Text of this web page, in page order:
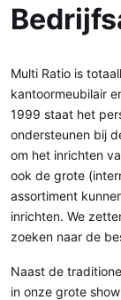
Multi Ratio is
kantoormeubilair
1999 staat het
ondersteunen bij
om het inrichten
ook de grote
assortiment
inrichten. We
zoeken naar de
Naast de
in onze grote